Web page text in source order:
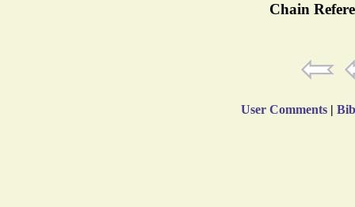
Chain
User Comments |